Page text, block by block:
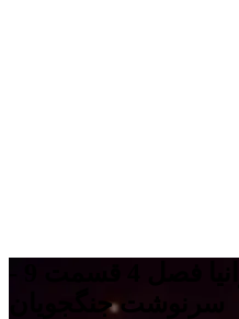
سرنوشت جنگجویان